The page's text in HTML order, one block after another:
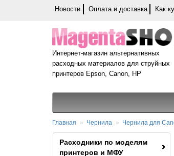
Новости Оплата и доставка Как
Интернет-магазин альтернативных
расходных материалов для струйных
принтеров Epson, Canon, HP
Главная Чернила Чернила для
Расходники по моделям
принтеров и МФУ